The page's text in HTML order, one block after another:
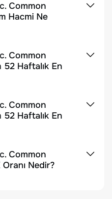
Common
Hacmi Ne
Common
Haftalık En
Common
Haftalık En
Common
Nedir?